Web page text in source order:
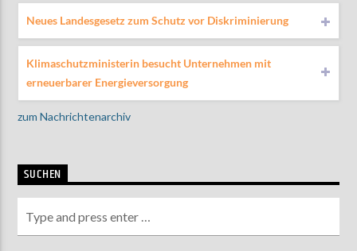
Neues Landesgesetz zum Schutz vor Diskriminierung
Klimaschutzministerin besucht Unternehmen mit
erneuerbarer Energieversorgung
zum Nachrichtenarchiv
SUCHEN